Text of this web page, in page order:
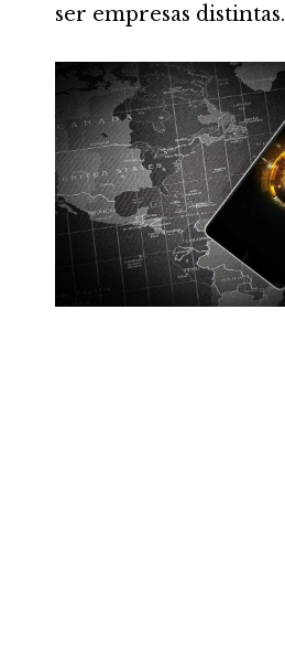
ser empresas distintas.